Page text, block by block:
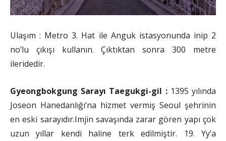
Ulaşım : Metro 3. Hat ile Anguk istasyonunda inip 2
no’lu çıkışı kullanın. Çıktıktan sonra 300 metre
ileridedir.
Gyeongbokgung Sarayı Taegukgi-gil :1395 yılında
Joseon Hanedanlığı’na hizmet vermiş Seoul şehrinin
en eski sarayıdır.Imjin savaşında zarar gören yapı çok
uzun yıllar kendi haline terk edilmiştir. 19. Yy’a